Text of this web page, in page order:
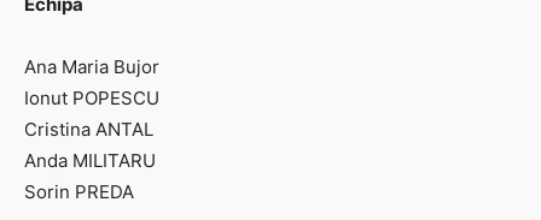
Ana Maria Bujor
Ionut POPESCU
Cristina ANTAL
Anda MILITARU
Sorin PREDA